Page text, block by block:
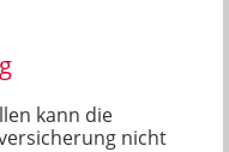
kann die
nicht